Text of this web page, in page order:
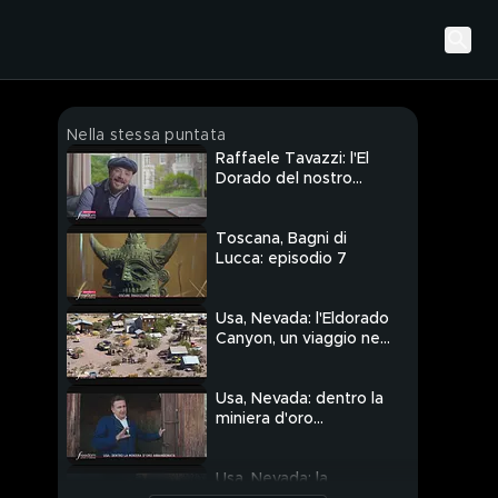
Nella stessa puntata
Raffaele Tavazzi: l'El
Dorado del nostro
Toscana, Bagni di
Lucca: episodio 7
Usa, Nevada: l'Eldorado
Canyon, un viaggio nel
Usa, Nevada: dentro la
miniera d'oro
Usa, Nevada: la